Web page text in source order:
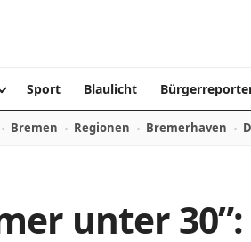
Sport Blaulicht
Bremen Regionen Bremerhaven
unter